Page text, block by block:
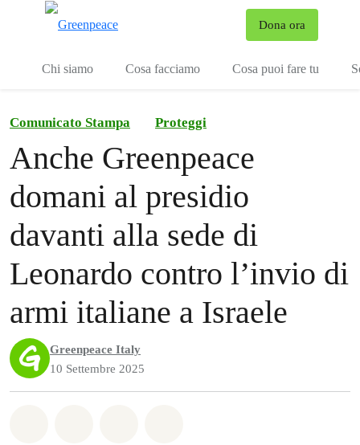
Dona ora
Chi siamo Cosa facciamo Cosa puoi fare tu
Comunicato Stampa Proteggi
Anche Greenpeace
domani al presidio
davanti alla sede di
Leonardo contro l’invio di
armi italiane a Israele
Greenpeace Italy
10 Settembre 2025